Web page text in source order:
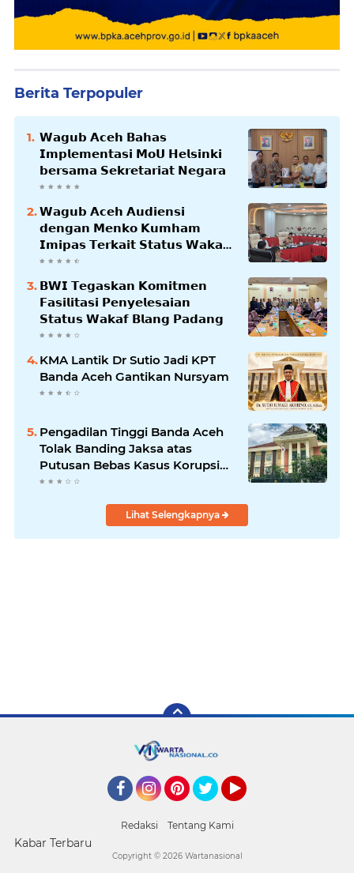
Berita Terpopuler
𝗪𝗮𝗴𝘂𝗯 𝗔𝗰𝗲𝗵 𝗕𝗮𝗵𝗮𝘀
𝗜𝗺𝗽𝗹𝗲𝗺𝗲𝗻𝘁𝗮𝘀𝗶 𝗠𝗼𝗨 𝗛𝗲𝗹𝘀𝗶𝗻𝗸𝗶
𝗯𝗲𝗿𝘀𝗮𝗺𝗮 𝗦𝗲𝗸𝗿𝗲𝘁𝗮𝗿𝗶𝗮𝘁 𝗡𝗲𝗴𝗮𝗿𝗮
𝗪𝗮𝗴𝘂𝗯 𝗔𝗰𝗲𝗵 𝗔𝘂𝗱𝗶𝗲𝗻𝘀𝗶
𝗱𝗲𝗻𝗴𝗮𝗻 𝗠𝗲𝗻𝗸𝗼 𝗞𝘂𝗺𝗵𝗮𝗺
𝗜𝗺𝗶𝗽𝗮𝘀 𝗧𝗲𝗿𝗸𝗮𝗶𝘁 𝗦𝘁𝗮𝘁𝘂𝘀 𝗪𝗮𝗸𝗮𝗳
𝗕𝗹𝗮𝗻𝗴𝗽𝗮𝗱𝗮𝗻𝗴
𝗕𝗪𝗜 𝗧𝗲𝗴𝗮𝘀𝗸𝗮𝗻 𝗞𝗼𝗺𝗶𝘁𝗺𝗲𝗻
𝗙𝗮𝘀𝗶𝗹𝗶𝘁𝗮𝘀𝗶 𝗣𝗲𝗻𝘆𝗲𝗹𝗲𝘀𝗮𝗶𝗮𝗻
𝗦𝘁𝗮𝘁𝘂𝘀 𝗪𝗮𝗸𝗮𝗳 𝗕𝗹𝗮𝗻𝗴 𝗣𝗮𝗱𝗮𝗻𝗴
KMA Lantik Dr Sutio Jadi KPT
Banda Aceh Gantikan Nursyam
Pengadilan Tinggi Banda Aceh
Tolak Banding Jaksa atas
Putusan Bebas Kasus Korupsi
Wastafel
Lihat Selengkapnya
Redaksi Tentang Kami
Kabar Terbaru
Copyright © 2026 Wartanasional